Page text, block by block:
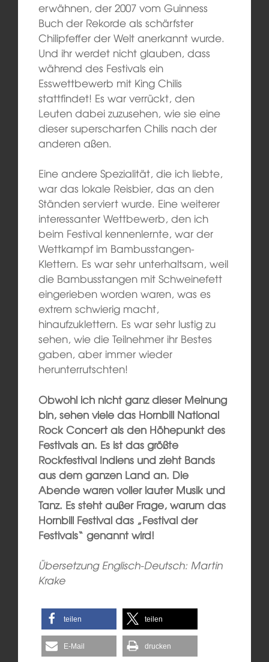
erwähnen, der 2007 vom Guinness
Buch der Rekorde als schärfster
Chilipfeffer der Welt anerkannt wurde.
Und ihr werdet nicht glauben, dass
während des Festivals ein
Esswettbewerb mit King Chilis
stattfindet! Es war verrückt, den
Leuten dabei zuzusehen, wie sie eine
dieser superscharfen Chilis nach der
anderen aßen.
Eine andere Spezialität, die ich liebte,
war das lokale Reisbier, das an den
Ständen serviert wurde. Eine weiterer
interessanter Wettbewerb, den ich
beim Festival kennenlernte, war der
Wettkampf im Bambusstangen-
Klettern. Es war sehr unterhaltsam, weil
die Bambusstangen mit Schweinefett
eingerieben worden waren, was es
extrem schwierig macht,
hinaufzuklettern. Es war sehr lustig zu
sehen, wie die Teilnehmer ihr Bestes
gaben, aber immer wieder
herunterrutschten!
Obwohl ich nicht ganz dieser Meinung
bin, sehen viele das Hornbill National
Rock Concert als den Höhepunkt des
Festivals an. Es ist das größte
Rockfestival Indiens und zieht Bands
aus dem ganzen Land an. Die
Abende waren voller lauter Musik und
Tanz. Es steht außer Frage, warum das
Hornbill Festival das „Festival der
Festivals“ genannt wird!
Übersetzung Englisch-Deutsch: Martin
Krake
teilen teilen
E-Mail drucken